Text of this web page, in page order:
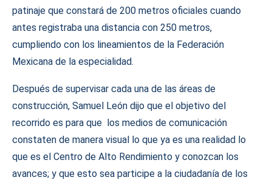
patinaje que constará de 200 metros oficiales cuando
antes registraba una distancia con 250 metros,
cumpliendo con los lineamientos de la Federación
Mexicana de la especialidad.
Después de supervisar cada una de las áreas de
construcción, Samuel León dijo que el objetivo del
recorrido es para que los medios de comunicación
constaten de manera visual lo que ya es una realidad lo
que es el Centro de Alto Rendimiento y conozcan los
avances; y que esto sea participe a la ciudadanía de los